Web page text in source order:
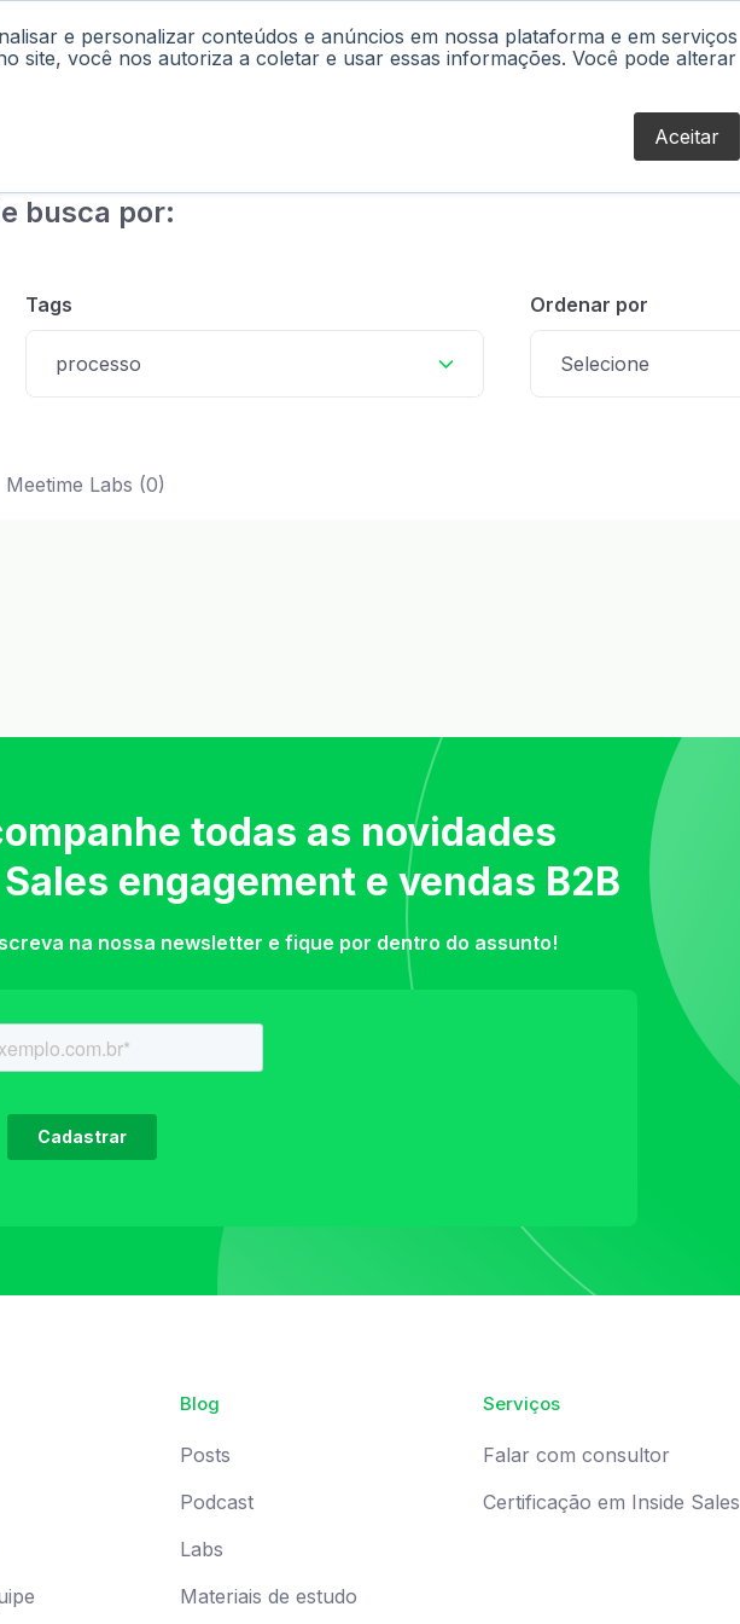
e personalizar conteúdos e anúncios em nossa plataforma e em serviços
site, você nos autoriza a coletar e usar essas informações. Você pode alterar
Aceitar
Materiais Labs Falar com Consultor Blog
busca por:
Tags
processo
Ordenar por
Selecione
Meetime Labs (0)
todas as novidades
engagement e vendas B2B
na nossa newsletter e fique por dentro do assunto!
Blog
Posts
Podcast
Labs
Materiais de estudo
Serviços
Falar com consultor
Certificação em Inside Sales